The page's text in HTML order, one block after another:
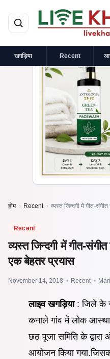
मुख्य सामग्री पर जाएं
खगड़िया Recent
होम › Recent › व्यस्त जिन्दगी में गीत-
Recent
व्यस्त जिन्दगी में गीत-
एक बेहतर प्रयास
November 14, 2018 • Recent •
लाइव खगड़िया: जिले के
कनाले गांव में लोक
छठ पूजा समिति के द्वारा
आयोजन किया